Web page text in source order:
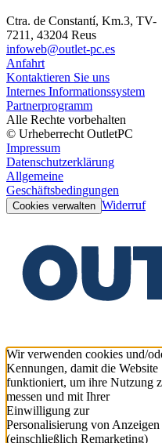
Ctra. de Constantí, Km.3, TV-
7211, 43204 Reus
infoweb@outlet-pc.es
Anfahrt
Kontaktieren Sie uns
Internes Informationssystem
Partnerprogramm
Alle Rechte vorbehalten
© Urheberrecht OutletPC
Impressum
Datenschutzerklärung
Allgemeine
Geschäftsbedingungen
Cookies verwalten Widerruf
Wir verwenden cookies und/
Kennungen, damit die Website
funktioniert, um ihre Nutzung
messen und mit Ihrer
Einwilligung zur
Personalisierung von Anzeigen
(einschließlich Remarketing)